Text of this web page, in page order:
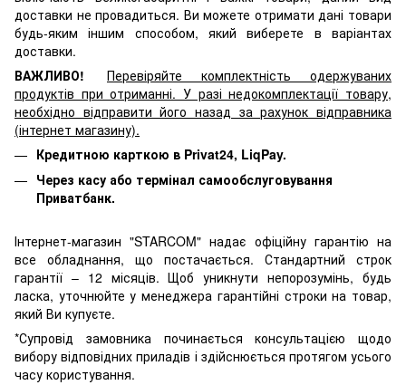
доставки не провадиться. Ви можете отримати дані товари
будь-яким іншим способом, який виберете в варіантах
доставки.
ВАЖЛИВО!
Перевіряйте комплектність одержуваних
продуктів при отриманні. У разі недокомплектації товару,
необхідно відправити його назад за рахунок відправника
(інтернет магазину).
Кредитною карткою в Privat24, LiqPay.
Через касу або термінал самообслуговування
Приватбанк.
Інтернет-магазин "STARCOM" надає офіційну гарантію на
все обладнання, що постачається. Стандартний строк
гарантії – 12 місяців. Щоб уникнути непорозумінь, будь
ласка, уточнюйте у менеджера гарантійні строки на товар,
який Ви купуєте.
*Супровід замовника починається консультацією щодо
вибору відповідних приладів і здійснюється протягом усього
часу користування.